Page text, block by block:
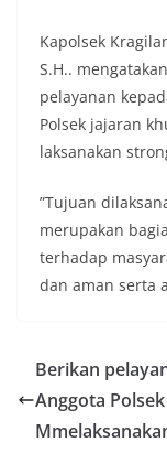
Kapolsek
S.H..
pelayanan
Polsek jajaran
laksanakan
”Tujuan
merupakan
terhadap
dan aman serta
Berikan
Anggota